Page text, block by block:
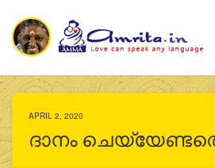
APRIL 2, 2020
ദാനം